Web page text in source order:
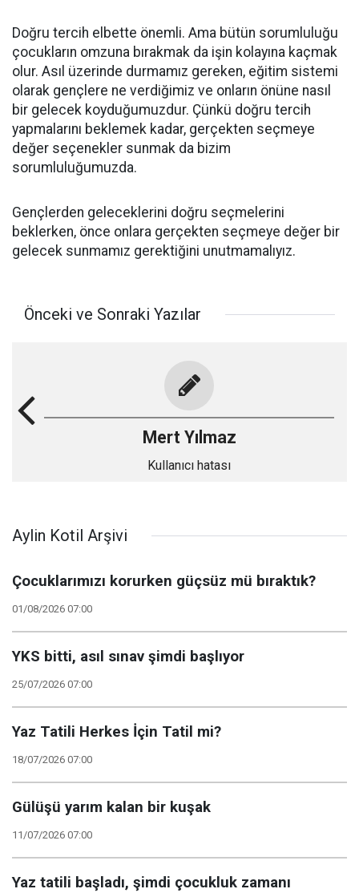
Doğru tercih elbette önemli. Ama bütün sorumluluğu
çocukların omzuna bırakmak da işin kolayına kaçmak
olur. Asıl üzerinde durmamız gereken, eğitim sistemi
olarak gençlere ne verdiğimiz ve onların önüne nasıl
bir gelecek koyduğumuzdur. Çünkü doğru tercih
yapmalarını beklemek kadar, gerçekten seçmeye
değer seçenekler sunmak da bizim
sorumluluğumuzda.
Gençlerden geleceklerini doğru seçmelerini
beklerken, önce onlara gerçekten seçmeye değer bir
gelecek sunmamız gerektiğini unutmamalıyız.
Önceki ve Sonraki Yazılar
Mert Yılmaz
Kullanıcı hatası
Aylin Kotil Arşivi
Çocuklarımızı korurken güçsüz mü bıraktık?
01/08/2026 07:00
YKS bitti, asıl sınav şimdi başlıyor
25/07/2026 07:00
Yaz Tatili Herkes İçin Tatil mi?
18/07/2026 07:00
Gülüşü yarım kalan bir kuşak
11/07/2026 07:00
Yaz tatili başladı, şimdi çocukluk zamanı